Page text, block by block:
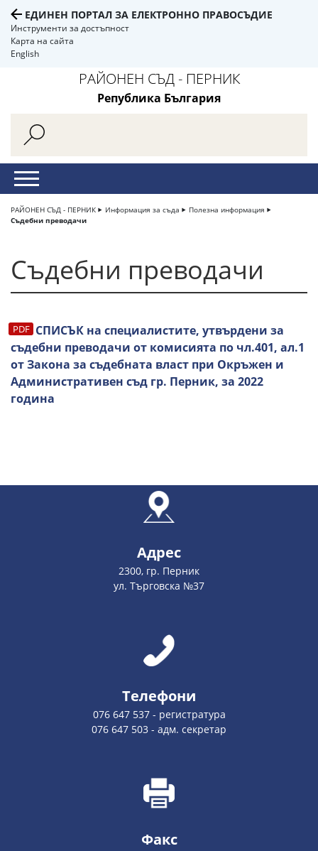
ЕДИНЕН ПОРТАЛ ЗА ЕЛЕКТРОННО ПРАВОСЪДИЕ
Инструменти за достъпност
Карта на сайта
English
РАЙОНЕН СЪД - ПЕРНИК
Република България
РАЙОНЕН СЪД - ПЕРНИК Информация за съда
Полезна информация
Съдебни преводачи
Съдебни преводачи
СПИСЪК на специалистите, утвърдени за
съдебни преводачи от комисията по чл.401, ал.1
от Закона за съдебната власт при Окръжен и
Административен съд гр. Перник, за 2022
година
Адрес
2300, гр. Перник
ул. Търговска №37
Телефони
076 647 537 - регистратура
076 647 503 - адм. секретар
Факс